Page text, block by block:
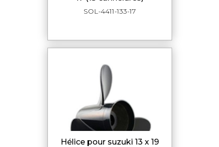
SOL-4411-133-17
hélice pour suzuki 13 x 19